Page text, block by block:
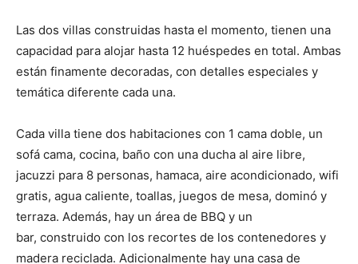
Las dos villas construidas hasta el momento, tienen una
capacidad para alojar hasta 12 huéspedes en total. Ambas
están finamente decoradas, con detalles especiales y
temática diferente cada una.
Cada villa tiene dos habitaciones con 1 cama doble, un
sofá cama, cocina, baño con una ducha al aire libre,
jacuzzi para 8 personas, hamaca, aire acondicionado, wifi
gratis, agua caliente, toallas, juegos de mesa, dominó y
terraza. Además, hay un área de BBQ y un
bar, construido con los recortes de los contenedores y
madera reciclada. Adicionalmente hay una casa de